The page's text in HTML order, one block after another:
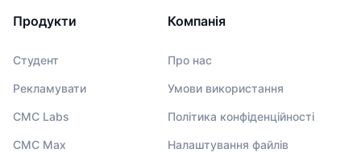
Продукти
Студент
Рекламувати
CMC Labs
CMC Max
Компанія
Про нас
Умови використання
Політика конфіденційності
Налаштування файлів